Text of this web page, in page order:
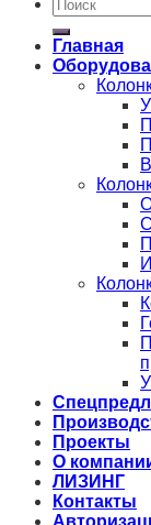
Главная
Проекты
О
ЛИЗИНГ
Контакты